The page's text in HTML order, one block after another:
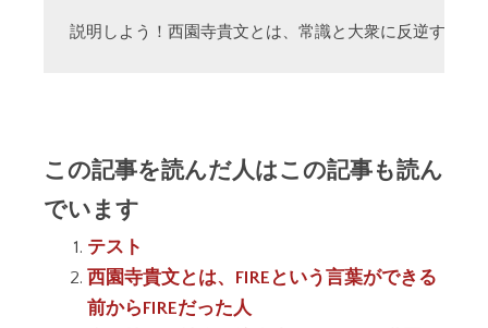
説明しよう！西園寺貴文とは、常識と大衆に反逆する
この記事を読んだ人はこの記事も読ん
でいます
テスト
西園寺貴文とは、FIREという言葉ができる
前からFIREだった人